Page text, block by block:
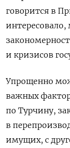
говорится в
и кризисов
Упрощенно
важных
по Турчину,
в
имущих, с